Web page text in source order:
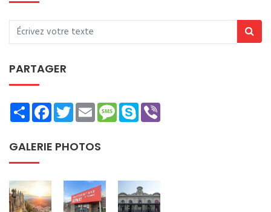
PARTAGER
ShareFacebookTwitterEmailMessage
Skype
GALERIE PHOTOS